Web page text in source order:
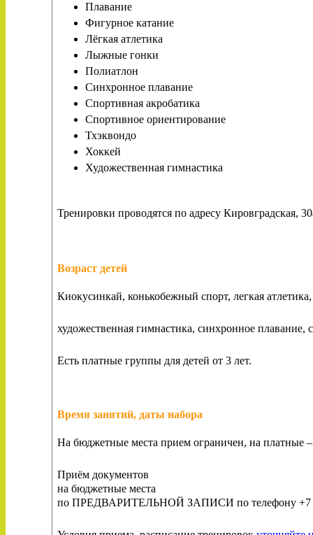
Плавание
Фигурное катание
Лёгкая атлетика
Лыжные гонки
Полиатлон
Синхронное плавание
Спортивная акробатика
Спортивное ориентирование
Тхэквондо
Хоккей
Художественная гимнастика
Тренировки проводятся по адресу Кировградская,
Возраст детей
Киокусинкай, конькобежный спорт, легкая
художественная гимнастика, синхронное плавание,
Есть платные группы для детей от 3 лет.
Время занятий, даты набора
На бюджетные места прием ограничен, на платные –
Приём документов
на бюджетные места
по ПРЕДВАРИТЕЛЬНОЙ ЗАПИСИ по телефону +7